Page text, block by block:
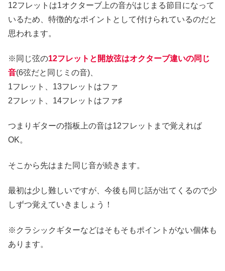
12フレットは1オクターブ上の音がはじまる節目になって
いるため、特徴的なポイントとして付けられているのだと
思われます。
※同じ弦の12フレットと開放弦はオクターブ違いの同じ
音(6弦だと同じミの音)、
1フレット、13フレットはファ
2フレット、14フレットはファ♯
つまりギターの指板上の音は12フレットまで覚えれば
OK。
そこから先はまた同じ音が続きます。
最初は少し難しいですが、今後も同じ話が出てくるので少
しずつ覚えていきましょう！
※クラシックギターなどはそもそもポイントがない個体も
あります。